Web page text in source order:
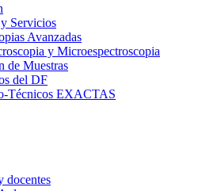
Servicios
Avanzadas
y Microespectroscopia
de Muestras
del DF
Técnicos EXACTAS
docentes